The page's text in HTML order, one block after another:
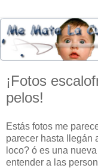
¡Fotos
pelos!
Estás fotos me
parecer hasta llegán
loco? ó es una
entender a las